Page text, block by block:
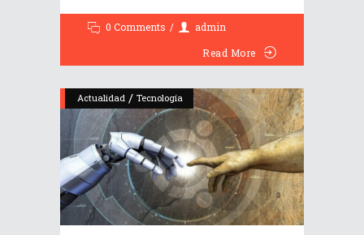
0 Comments
admin
Read More
Actualidad / Tecnología